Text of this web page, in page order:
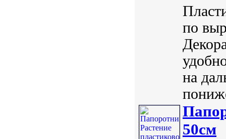
по
на
50см